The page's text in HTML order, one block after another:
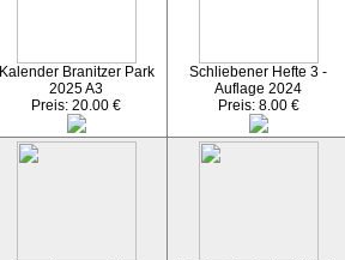
Kalender Branitzer Park
2025 A3
Preis: 20.00 €
Schliebener Hefte 3 -
Auflage 2024
Preis: 8.00 €